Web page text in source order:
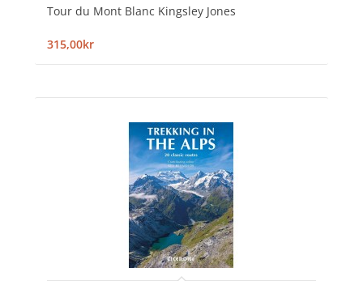
Tour du Mont Blanc Kingsley Jones
315,00kr